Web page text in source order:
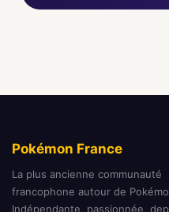
Pokémon France
La plus ancienne communauté
francophone autour de
Indépendante, passionnée,